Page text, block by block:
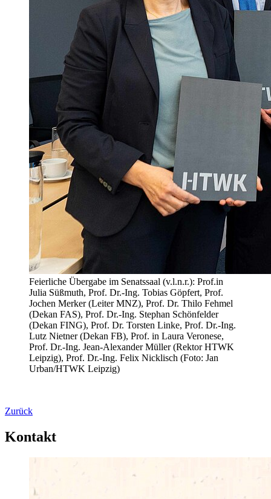
Feierliche Übergabe im Senatssaal (v.l.n.r.): Prof.in
Julia Süßmuth, Prof. Dr.-Ing. Tobias Göpfert, Prof.
Jochen Merker (Leiter MNZ), Prof. Dr. Thilo Fehmel
(Dekan FAS), Prof. Dr.-Ing. Stephan Schönfelder
(Dekan FING), Prof. Dr. Torsten Linke, Prof. Dr.-Ing.
Lutz Nietner (Dekan FB), Prof. in Laura Veronese,
Prof. Dr.-Ing. Jean-Alexander Müller (Rektor HTWK
Leipzig), Prof. Dr.-Ing. Felix Nicklisch (Foto: Jan
Urban/HTWK Leipzig)
Zurück
Kontakt